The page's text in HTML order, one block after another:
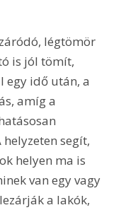
légtömör
is jól tömít,
egy idő után, a
amíg a
segít,
helyen ma is
van egy vagy
a lakók,